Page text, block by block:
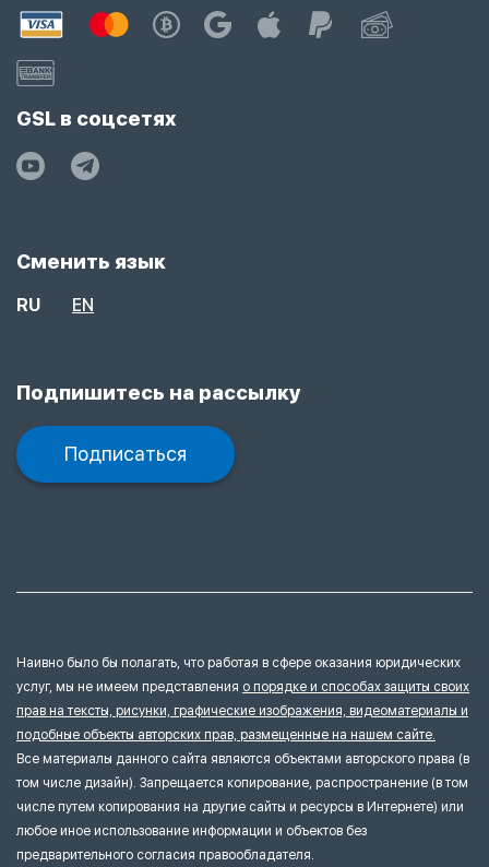
GSL в соцсетях
Сменить язык
RU EN
Подпишитесь на рассылку
Подписаться
Наивно было бы полагать, что работая в сфере оказания юридических
услуг, мы не имеем представления о порядке и способах защиты своих
прав на тексты, рисунки, графические изображения, видеоматериалы и
подобные объекты авторских прав, размещенные на нашем сайте.
Все материалы данного сайта являются объектами авторского права (в
том числе дизайн). Запрещается копирование, распространение (в том
числе путем копирования на другие сайты и ресурсы в Интернете) или
любое иное использование информации и объектов без
предварительного согласия правообладателя.